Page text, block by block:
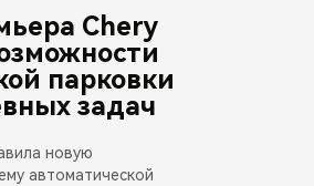
Chery
парковки
задач
новую
автоматической